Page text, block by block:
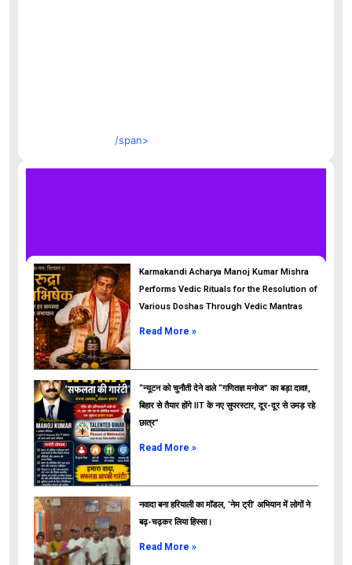
/span>
ads
Karmakandi Acharya Manoj Kumar Mishra
Performs Vedic Rituals for the Resolution of
Various Doshas Through Vedic Mantras
Read More »
“न्यूटन को चुनौती देने वाले “गणितज्ञ मनोज” का बड़ा दावा!,
बिहार से तैयार होंगे IIT के नए सुपरस्टार, दूर-दूर से उमड़ रहे
छात्र”
Read More »
नवादा बना हरियाली का मॉडल, ‘नेम ट्री’ अभियान में लोगों ने
बढ़-चढ़कर लिया हिस्सा।
Read More »